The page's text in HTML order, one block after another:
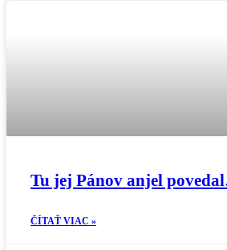
Tu jej Pánov anjel
ČÍTAŤ VIAC »